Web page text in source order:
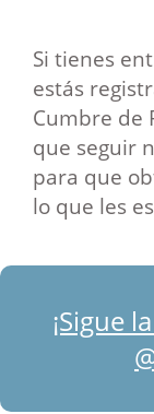
Si tienes
estás
Cumbre de
que seguir
para que
lo que les
¡Sigue